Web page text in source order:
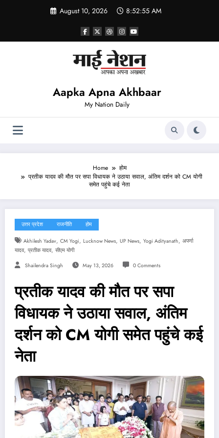
August 10, 2026 8:52:56 AM
Aapka Apna Akhbaar
My Nation Daily
Home
होम
प्रतीक यादव की मौत पर सपा विधायक ने उठाया सवाल, अंतिम दर्शन को CM योगी
समेत पहुंचे कई नेता
उत्तर प्रदेश राजनीति होम
Akhilesh Yadav, CM Yogi, Lucknow News, UP News, Yogi Adityanath, अपर्णा
यादव, प्रतीक यादव, सीएम योगी
Shailendra Singh May 13, 2026 0 Comments
प्रतीक यादव की मौत पर सपा
विधायक ने उठाया सवाल, अंतिम
दर्शन को CM योगी समेत पहुंचे कई
नेता